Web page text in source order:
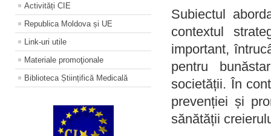
Activități CIE
Republica Moldova și UE
Link-uri utile
Materiale promoţionale
Biblioteca Științifică Medicală
Subiectul
contextul
important,
pentru
societății. În
prevenției și
sănătății